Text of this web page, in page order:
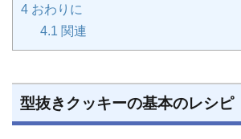
4 おわりに
4.1 関連
型抜きクッキーの基本のレシピ